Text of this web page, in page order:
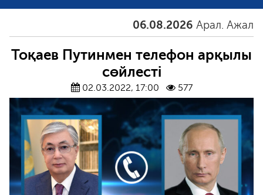
06.08.2026 Арал. Ажал.
Тоқаев Путинмен телефон арқылы
сөйлесті
02.03.2022, 17:00 577